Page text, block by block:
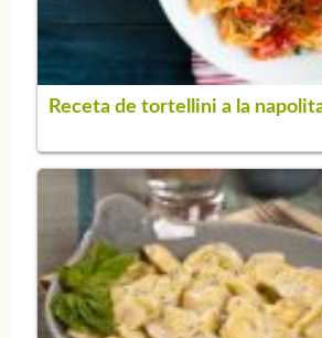
Receta de tortellini a la